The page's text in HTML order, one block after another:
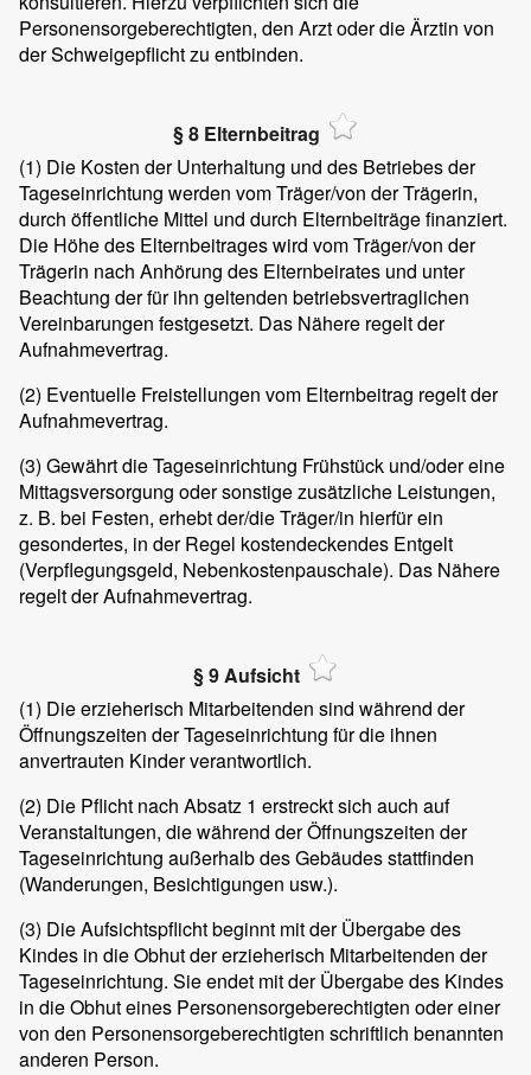
Personensorgeberechtigten, den Arzt oder die Ärztin von
der Schweigepflicht zu entbinden.
§ 8 Elternbeitrag
(1) Die Kosten der Unterhaltung und des Betriebes der
Tageseinrichtung werden vom Träger/von der Trägerin,
durch öffentliche Mittel und durch Elternbeiträge finanziert.
Die Höhe des Elternbeitrages wird vom Träger/von der
Trägerin nach Anhörung des Elternbeirates und unter
Beachtung der für ihn geltenden betriebsvertraglichen
Vereinbarungen festgesetzt. Das Nähere regelt der
Aufnahmevertrag.
(2) Eventuelle Freistellungen vom Elternbeitrag regelt der
Aufnahmevertrag.
(3) Gewährt die Tageseinrichtung Frühstück und/oder eine
Mittagsversorgung oder sonstige zusätzliche Leistungen,
z. B. bei Festen, erhebt der/die Träger/in hierfür ein
gesondertes, in der Regel kostendeckendes Entgelt
(Verpflegungsgeld, Nebenkostenpauschale). Das Nähere
regelt der Aufnahmevertrag.
§ 9 Aufsicht
(1) Die erzieherisch Mitarbeitenden sind während der
Öffnungszeiten der Tageseinrichtung für die ihnen
anvertrauten Kinder verantwortlich.
(2) Die Pflicht nach Absatz 1 erstreckt sich auch auf
Veranstaltungen, die während der Öffnungszeiten der
Tageseinrichtung außerhalb des Gebäudes stattfinden
(Wanderungen, Besichtigungen usw.).
(3) Die Aufsichtspflicht beginnt mit der Übergabe des
Kindes in die Obhut der erzieherisch Mitarbeitenden der
Tageseinrichtung. Sie endet mit der Übergabe des Kindes
in die Obhut eines Personensorgeberechtigten oder einer
von den Personensorgeberechtigten schriftlich benannten
anderen Person.